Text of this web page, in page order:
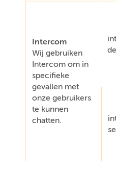
Intercom
Wij gebruiken
Intercom om in
specifieke
gevallen met
onze gebruikers
te kunnen
chatten.